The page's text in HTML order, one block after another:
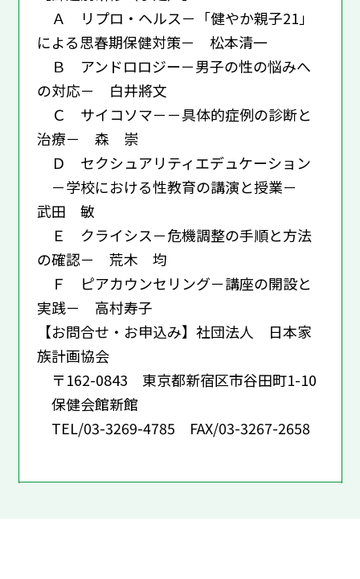
Ａ リプロ・ヘルス－「健やか親子21」
による思春期保健対策－ 松本清一
Ｂ アンドロロジー－男子の性の悩みへ
の対応－ 白井將文
Ｃ サイコソマ－－具体的症例の診断と
治療－ 森 崇
Ｄ セクシュアリティエデュケーション
－学校における性教育の講演と授業－
武田 敏
Ｅ クライシス－危機調整の手順と方法
の確認－ 荒木 均
Ｆ ピアカウンセリング－講座の開設と
実践－ 高村寿子
【お問合せ・お申込み】社団法人 日本家
族計画協会
〒162-0843 東京都新宿区市谷田町1-10
保健会館新館
TEL/03-3269-4785 FAX/03-3267-2658